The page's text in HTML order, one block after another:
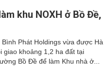
khu NOXH ở Bồ Đề,
Bình Phát Holdings vừa được Hà
giao khoảng 1,2 ha đất tại
Bồ Đề để làm Khu nhà ở...